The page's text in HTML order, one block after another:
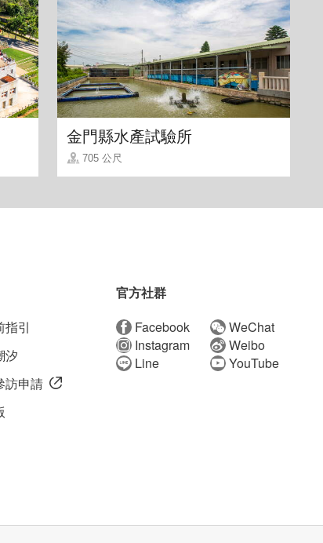
金門縣水產試驗所
705 公尺
指引
汐
訪申請
官方社群
Facebook
WeChat
Instagram
Weibo
Line
YouTube